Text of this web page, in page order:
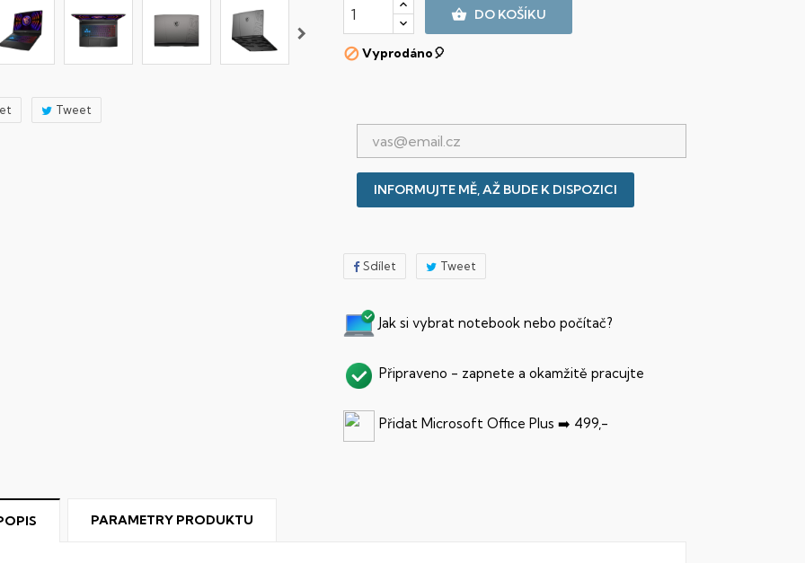
Tweet
 DO KOŠÍKU
Vyprodáno🎈
INFORMUJTE MĚ, AŽ BUDE K DISPOZICI
Sdílet Tweet
Jak si vybrat notebook nebo počítač?
Připraveno - zapnete a okamžitě pracujte
Přidat Microsoft Office Plus ➡️ 499,-
PARAMETRY PRODUKTU